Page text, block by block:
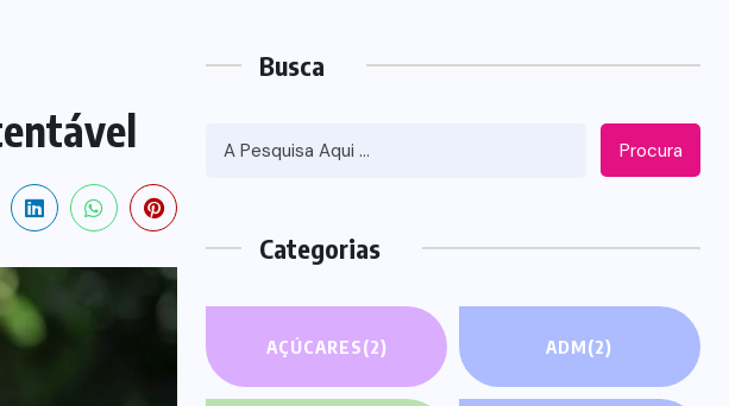
Busca
Procura
Categorias
AÇÚCARES(2) ADM(2)